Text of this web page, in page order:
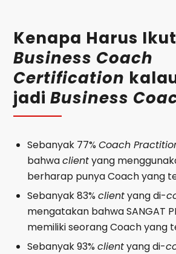
Kenapa Harus Ikut
Business Coach
Certification
jadiBusiness
Sebanyak 77%Coach
bahwaclientyang
berharap punya Coach yang
Sebanyak 83%clientyang di-
mengatakan bahwa SANGAT
memiliki seorang Coach yang
Sebanyak 93%clientyang di-